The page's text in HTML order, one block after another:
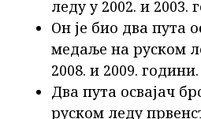
леду у 2002. и 2003.
Он је био два пута
медаље на руском
2008. и 2009. години.
Два пута освајач
руском леду